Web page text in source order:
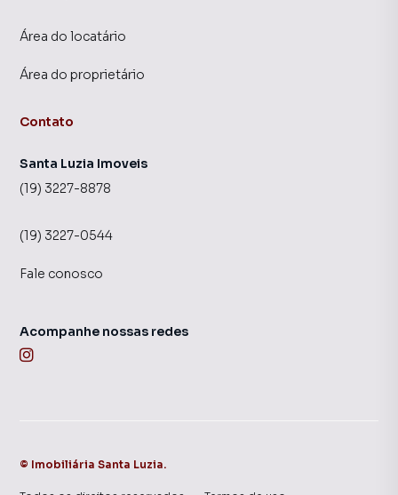
Área do locatário
Área do proprietário
Contato
Santa Luzia Imoveis
(19) 3227-8878
(19) 3227-0544
Fale conosco
Acompanhe nossas redes
© Imobiliária Santa Luzia.